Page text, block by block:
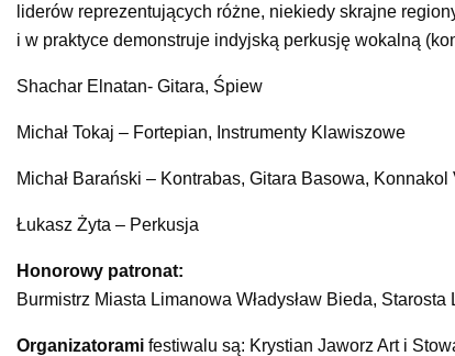
liderów reprezentujących różne, niekiedy skrajne
i w praktyce demonstruje indyjską perkusję wokalną
Shachar Elnatan- Gitara, Śpiew
Michał Tokaj – Fortepian, Instrumenty Klawiszowe
Michał Barański – Kontrabas, Gitara Basowa,
Łukasz Żyta – Perkusja
Honorowy patronat:
Burmistrz Miasta Limanowa Władysław Bieda,
Organizatorami festiwalu są: Krystian Jaworz Art i